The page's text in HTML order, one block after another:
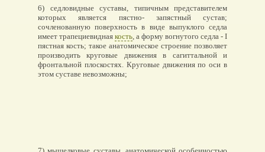
6) седловидные суставы, типичным представителем
которых является пястно- запястный сустав;
сочленованную поверхность в виде выпуклого седла
имеет трапециевидная кость, а форму вогнутого седла - I
пястная кость; такое анатомическое строение позволяет
производить круговые движения в сагиттальной и
фронтальной плоскостях. Круговые движения по оси в
этом суставе невозможны;